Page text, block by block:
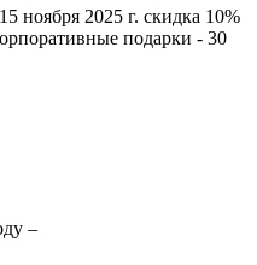
ноября 2025 г. скидка 10%
подарки - 30
–